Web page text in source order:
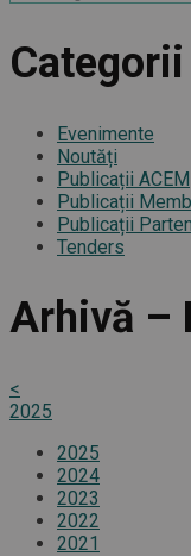
Categorii
Evenimente
Noutăți
Publicații ACEM
Publicații
Publicații
Tenders
Arhivă –
<
2025
2025
2024
2023
2022
2021